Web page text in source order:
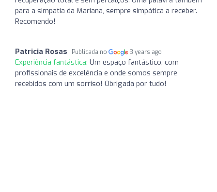
para a simpatia da Mariana, sempre simpática a receber.
Recomendo!
Patricia Rosas Publicada no 3 years ago
Experiência fantástica: Um espaço fantástico, com
profissionais de excelência e onde somos sempre
recebidos com um sorriso! Obrigada por tudo!